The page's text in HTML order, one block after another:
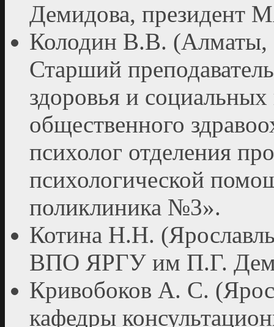
Демидова, президент
Колодин В.В. (Алматы,
Старший
здоровья и
общественного
психолог отделения
психологической
поликлиника №3».
Котина Н.Н.
ВПО ЯРГУ им П.Г.
Кривобоков А. С.
кафедры